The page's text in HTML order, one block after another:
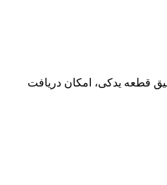
قطعه یدکی، امکان دریافت